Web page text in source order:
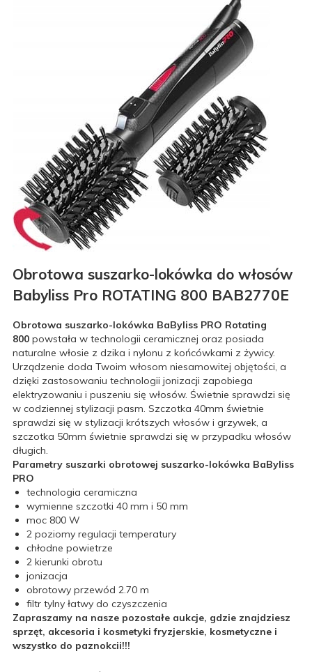
Obrotowa suszarko-lokówka do włosów
Babyliss Pro ROTATING 800 BAB2770E
Obrotowa suszarko-lokówka BaByliss PRO Rotating
800 powstała w technologii ceramicznej oraz posiada
naturalne włosie z dzika i nylonu z końcówkami z żywicy.
Urządzenie doda Twoim włosom niesamowitej objętości, a
dzięki zastosowaniu technologii jonizacji zapobiega
elektryzowaniu i puszeniu się włosów. Świetnie sprawdzi się
w codziennej stylizacji pasm. Szczotka 40mm świetnie
sprawdzi się w stylizacji krótszych włosów i grzywek, a
szczotka 50mm świetnie sprawdzi się w przypadku włosów
długich.
Parametry suszarki obrotowej suszarko-lokówka BaByliss
PRO
technologia ceramiczna
wymienne szczotki 40 mm i 50 mm
moc 800 W
2 poziomy regulacji temperatury
chłodne powietrze
2 kierunki obrotu
jonizacja
obrotowy przewód 2.70 m
filtr tylny łatwy do czyszczenia
Zapraszamy na nasze pozostałe aukcje, gdzie znajdziesz
sprzęt, akcesoria i kosmetyki fryzjerskie, kosmetyczne i
wszystko do paznokcii!!!